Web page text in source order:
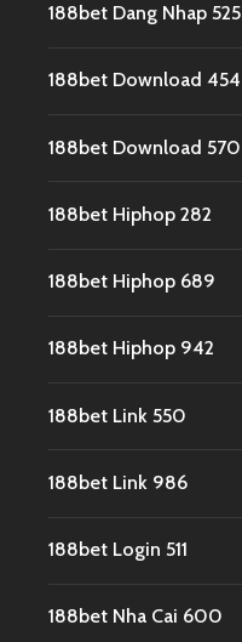
188bet Dang Nhap 525
188bet Download 454
188bet Download 570
188bet Hiphop 282
188bet Hiphop 689
188bet Hiphop 942
188bet Link 550
188bet Link 986
188bet Login 511
188bet Nha Cai 600